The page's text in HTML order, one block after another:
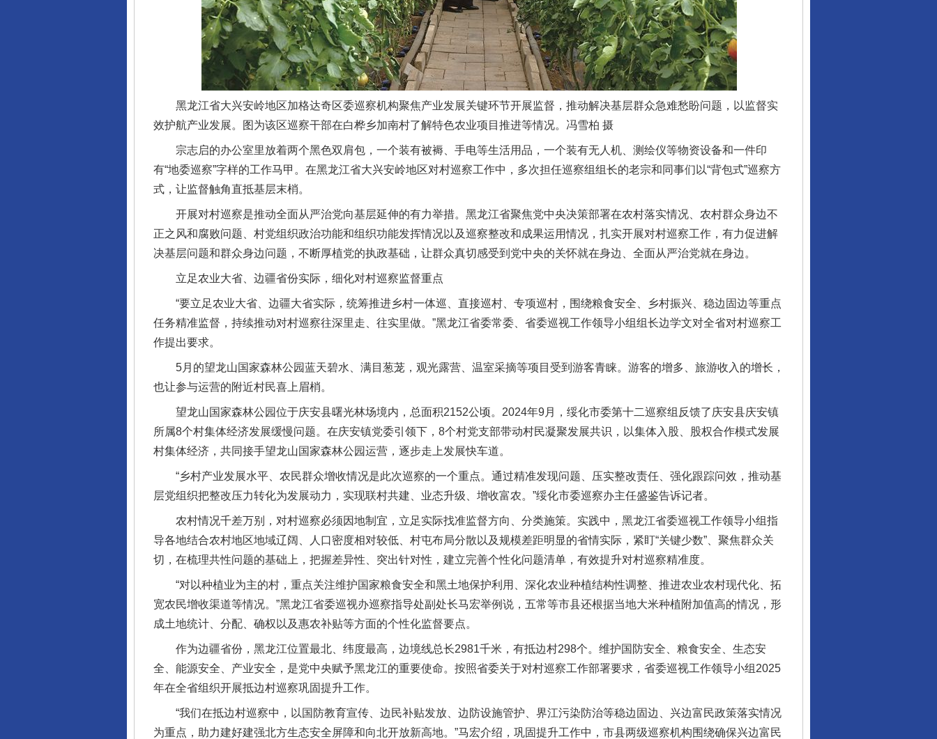
黑龙江省大兴安岭地区加格达奇区委巡察机构聚焦产业发展关键环节开展监督，推动解决基层群众急难愁盼问题，以监督实
效护航产业发展。图为该区巡察干部在白桦乡加南村了解特色农业项目推进等情况。冯雪柏 摄
宗志启的办公室里放着两个黑色双肩包，一个装有被褥、手电等生活用品，一个装有无人机、测绘仪等物资设备和一件印
有“地委巡察”字样的工作马甲。在黑龙江省大兴安岭地区对村巡察工作中，多次担任巡察组组长的老宗和同事们以“背包式”巡察方
式，让监督触角直抵基层末梢。
开展对村巡察是推动全面从严治党向基层延伸的有力举措。黑龙江省聚焦党中央决策部署在农村落实情况、农村群众身边不
正之风和腐败问题、村党组织政治功能和组织功能发挥情况以及巡察整改和成果运用情况，扎实开展对村巡察工作，有力促进解
决基层问题和群众身边问题，不断厚植党的执政基础，让群众真切感受到党中央的关怀就在身边、全面从严治党就在身边。
立足农业大省、边疆省份实际，细化对村巡察监督重点
“要立足农业大省、边疆大省实际，统筹推进乡村一体巡、直接巡村、专项巡村，围绕粮食安全、乡村振兴、稳边固边等重点
任务精准监督，持续推动对村巡察往深里走、往实里做。”黑龙江省委常委、省委巡视工作领导小组组长边学文对全省对村巡察工
作提出要求。
5月的望龙山国家森林公园蓝天碧水、满目葱茏，观光露营、温室采摘等项目受到游客青睐。游客的增多、旅游收入的增长，
也让参与运营的附近村民喜上眉梢。
望龙山国家森林公园位于庆安县曙光林场境内，总面积2152公顷。2024年9月，绥化市委第十二巡察组反馈了庆安县庆安镇
所属8个村集体经济发展缓慢问题。在庆安镇党委引领下，8个村党支部带动村民凝聚发展共识，以集体入股、股权合作模式发展
村集体经济，共同接手望龙山国家森林公园运营，逐步走上发展快车道。
“乡村产业发展水平、农民群众增收情况是此次巡察的一个重点。通过精准发现问题、压实整改责任、强化跟踪问效，推动基
层党组织把整改压力转化为发展动力，实现联村共建、业态升级、增收富农。”绥化市委巡察办主任盛鉴告诉记者。
农村情况千差万别，对村巡察必须因地制宜，立足实际找准监督方向、分类施策。实践中，黑龙江省委巡视工作领导小组指
导各地结合农村地区地域辽阔、人口密度相对较低、村屯布局分散以及规模差距明显的省情实际，紧盯“关键少数”、聚焦群众关
切，在梳理共性问题的基础上，把握差异性、突出针对性，建立完善个性化问题清单，有效提升对村巡察精准度。
“对以种植业为主的村，重点关注维护国家粮食安全和黑土地保护利用、深化农业种植结构性调整、推进农业农村现代化、拓
宽农民增收渠道等情况。”黑龙江省委巡视办巡察指导处副处长马宏举例说，五常等市县还根据当地大米种植附加值高的情况，形
成土地统计、分配、确权以及惠农补贴等方面的个性化监督要点。
作为边疆省份，黑龙江位置最北、纬度最高，边境线总长2981千米，有抵边村298个。维护国防安全、粮食安全、生态安
全、能源安全、产业安全，是党中央赋予黑龙江的重要使命。按照省委关于对村巡察工作部署要求，省委巡视工作领导小组2025
年在全省组织开展抵边村巡察巩固提升工作。
“我们在抵边村巡察中，以国防教育宣传、边民补贴发放、边防设施管护、界江污染防治等稳边固边、兴边富民政策落实情况
为重点，助力建好建强北方生态安全屏障和向北开放新高地。”马宏介绍，巩固提升工作中，市县两级巡察机构围绕确保兴边富民